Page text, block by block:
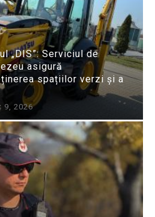
„DIS”: Serviciul de
asigură
spațiilor verzi și a
9, 2026